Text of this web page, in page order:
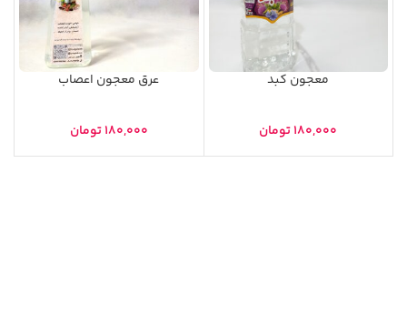
معجون کبد
۱۸۰,۰۰۰تومان
عرق معجون اعصاب
۱۸۰,۰۰۰تومان